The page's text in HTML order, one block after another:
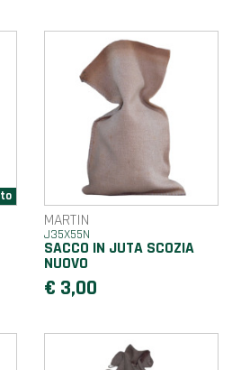
MARTIN
J35X55N
SACCO IN JUTA SCOZIA
NUOVO
€ 3,00